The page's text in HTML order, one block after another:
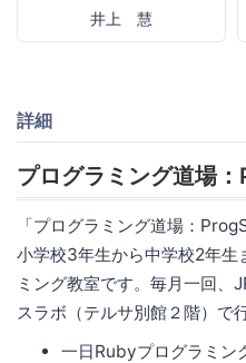
井上 慧
詳細
プログラミング道場
「プログラミング道場：
小学校3年生から中学校2年生
ミング教室です。毎月一回、
スラボ（テルサ別館２階）で
一日Rubyプログラミン